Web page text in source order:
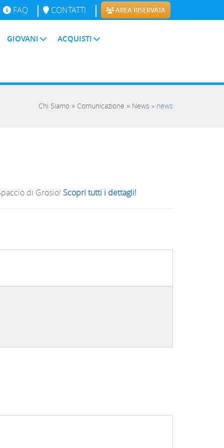
FAQ CONTATTI AREA RISERVATA
GIOVANI ACQUISTI
Chi Siamo » Comunicazione » News » news
di Grosio! Scopri tutti i dettagli!